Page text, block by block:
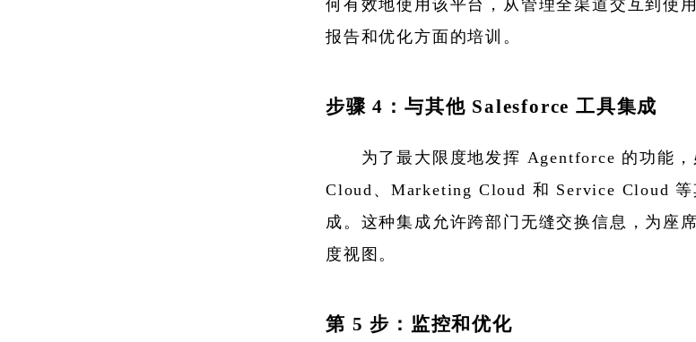
何有效地使用该平台，从管理全渠道交互到使
报告和优化方面的培训。
步骤 4：与其他 Salesforce 工具集成
为了最大限度地发挥 Agentforce 的功能
Cloud、Marketing Cloud 和 Service Cloud
成。这种集成允许跨部门无缝交换信息，为座
度视图。
第 5 步：监控和优化